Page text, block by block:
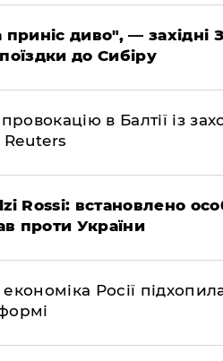
приніс диво", — західні
до Сибіру
провокацію в Балтії із
Rossi: встановлено
проти України
Росії